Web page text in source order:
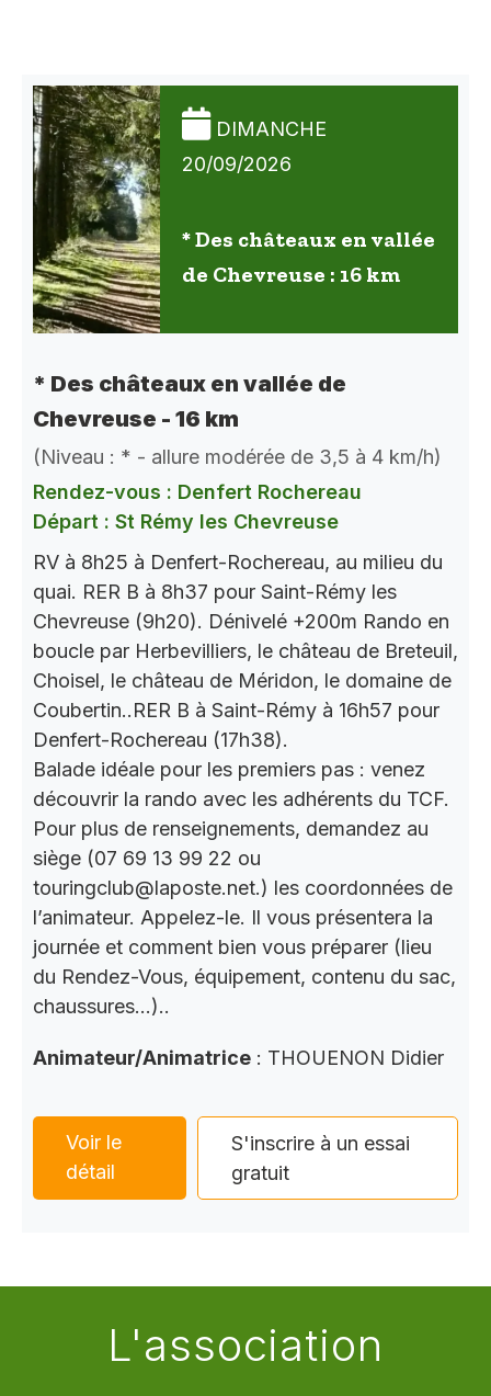
DIMANCHE
20/09/2026
* Des châteaux en vallée
de Chevreuse : 16 km
* Des châteaux en vallée de
Chevreuse - 16 km
(Niveau : * - allure modérée de 3,5 à 4 km/h)
Rendez-vous : Denfert Rochereau
Départ : St Rémy les Chevreuse
RV à 8h25 à Denfert-Rochereau, au milieu du
quai. RER B à 8h37 pour Saint-Rémy les
Chevreuse (9h20). Dénivelé +200m Rando en
boucle par Herbevilliers, le château de Breteuil,
Choisel, le château de Méridon, le domaine de
Coubertin..RER B à Saint-Rémy à 16h57 pour
Denfert-Rochereau (17h38).
Balade idéale pour les premiers pas : venez
découvrir la rando avec les adhérents du TCF.
Pour plus de renseignements, demandez au
siège (07 69 13 99 22 ou
touringclub@laposte.net.) les coordonnées de
l’animateur. Appelez-le. Il vous présentera la
journée et comment bien vous préparer (lieu
du Rendez-Vous, équipement, contenu du sac,
chaussures…)..
Animateur/Animatrice : THOUENON Didier
Voir le
détail
S'inscrire à un essai
gratuit
L'association